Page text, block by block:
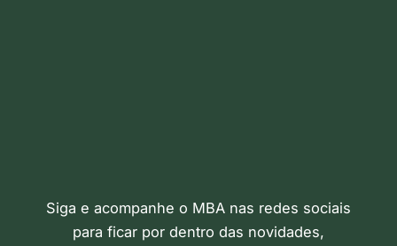
Siga e acompanhe o MBA nas redes sociais
para ficar por dentro das novidades,